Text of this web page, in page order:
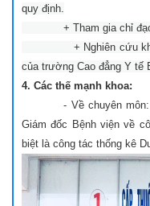
quy định.
+ Tham gia chỉ đạo
+ Nghiên cứu khoa
của trường Cao đẳng Y tế
4. Các thế mạnh khoa:
- Về chuyên môn:
Giám đốc Bệnh viện về
biệt là công tác thống kê